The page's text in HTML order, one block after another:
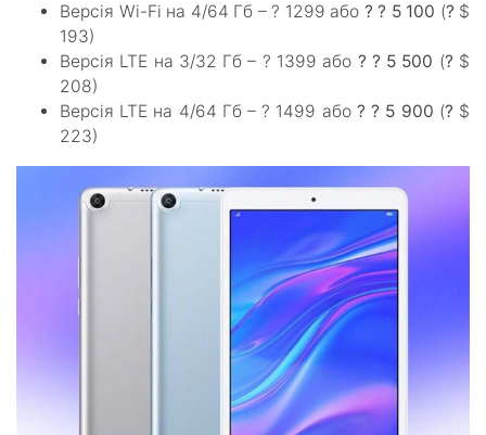
Версія Wi-Fi на 4/64 Гб – ? 1299 або ? ? 5 100 (? $
193)
Версія LTE на 3/32 Гб – ? 1399 або ? ? 5 500 (? $
208)
Версія LTE на 4/64 Гб – ? 1499 або ? ? 5 900 (? $
223)